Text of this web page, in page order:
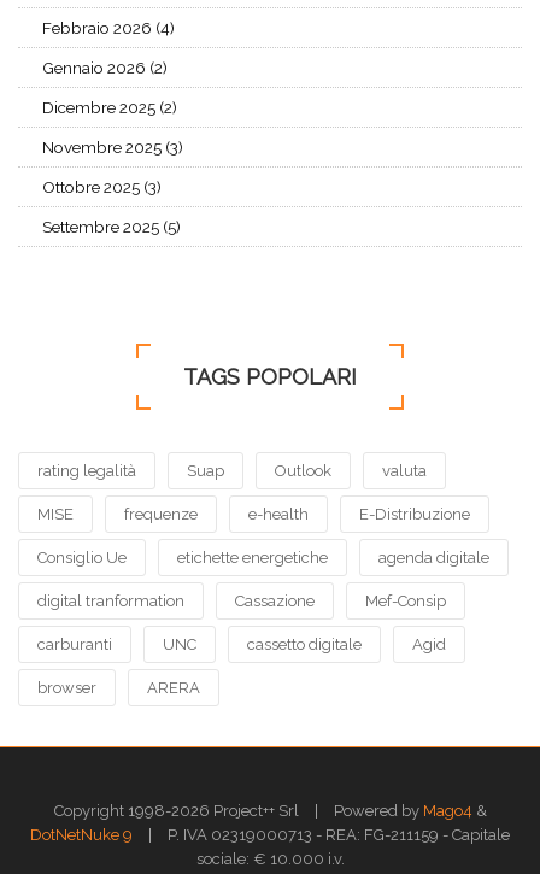
Febbraio 2026 (4)
Gennaio 2026 (2)
Dicembre 2025 (2)
Novembre 2025 (3)
Ottobre 2025 (3)
Settembre 2025 (5)
TAGS POPOLARI
rating legalità Suap Outlook valuta
MISE frequenze e-health E-Distribuzione
Consiglio Ue etichette energetiche agenda digitale
digital tranformation Cassazione Mef-Consip
carburanti UNC cassetto digitale Agid
browser ARERA
Copyright 1998-2026 Project++ Srl | Powered by Mago4 &
DotNetNuke 9
|
P. IVA 02319000713 - REA: FG-211159 - Capitale
sociale: € 10.000 i.v.